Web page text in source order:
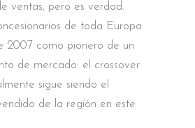
ventas, pero es verdad.
de toda Europa
2007 como pionero de un
de mercado: el crossover
sigue siendo el
de la región en este